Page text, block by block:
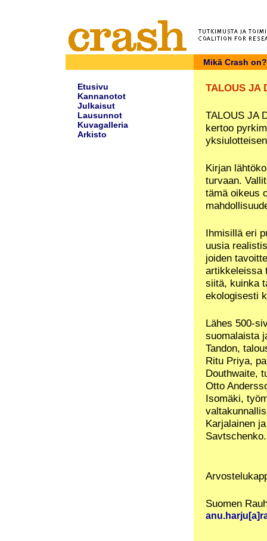
Mikä Crash on?
Etusivu
Kannanotot
Julkaisut
Lausunnot
Kuvagalleria
Arkisto
TALOUS JA
TALOUS JA
kertoo
Kirjan
turvaan.
tämä oikeus
Ihmisillä eri
uusia
joiden
artikkeleissa
siitä, kuinka
ekologisesti
Lähes 500-
suomalaista
Tandon,
Ritu Priya,
Douthwaite,
Otto
Isomäki,
Karjalainen
Savtschenko.
Suomen